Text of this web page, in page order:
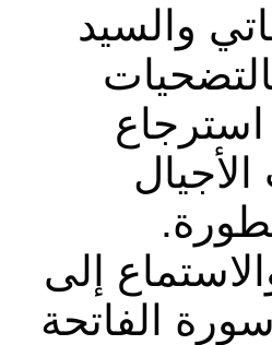
والسيد
إلى
الفاتحة